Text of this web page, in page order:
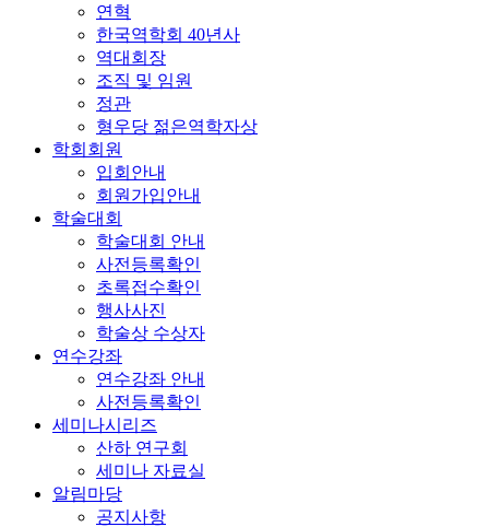
연혁
한국역학회 40년사
역대회장
조직 및 임원
정관
형우당 젊은역학자상
학회회원
입회안내
회원가입안내
학술대회
학술대회 안내
사전등록확인
초록접수확인
행사사진
학술상 수상자
연수강좌
연수강좌 안내
사전등록확인
세미나시리즈
산하 연구회
세미나 자료실
알림마당
공지사항